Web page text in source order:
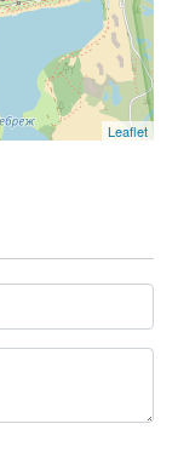
Leaflet